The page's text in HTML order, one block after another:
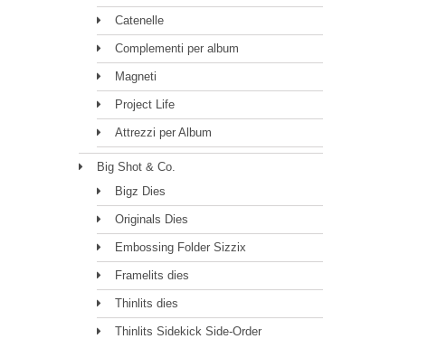
Catenelle
Complementi per album
Magneti
Project Life
Attrezzi per Album
Big Shot & Co.
Bigz Dies
Originals Dies
Embossing Folder Sizzix
Framelits dies
Thinlits dies
Thinlits Sidekick Side-Order